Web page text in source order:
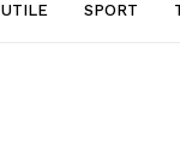
UTILE SPORT